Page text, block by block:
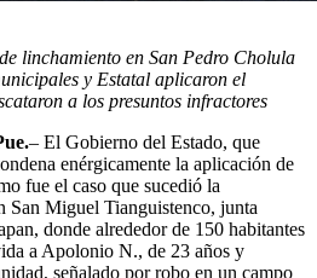
linchamiento en San Pedro Cholula
y Estatal aplicaron el
a los presuntos infractores
– El Gobierno del Estado, que
enérgicamente la aplicación de
fue el caso que sucedió la
San Miguel Tianguistenco, junta
donde alrededor de 150 habitantes
a Apolonio N., de 23 años y
señalado por robo en un campo